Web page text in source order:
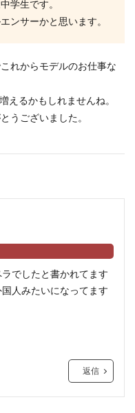
学生です。
ンサーかと思います。
れからモデルのお仕事な
えるかもしれませんね。
うございました。
でしたと書かれてます
人みたいになってます
返信